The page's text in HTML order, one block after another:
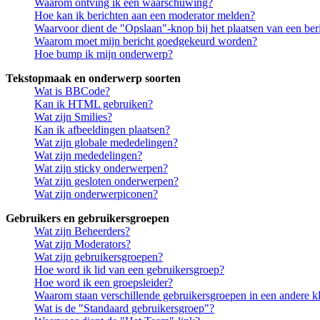
Hoe kan ik berichten aan een moderator melden?
Waarvoor dient de "Opslaan"-knop bij het plaatsen van een
Waarom moet mijn bericht goedgekeurd worden?
Hoe bump ik mijn onderwerp?
Tekstopmaak en onderwerp soorten
Wat is BBCode?
Kan ik HTML gebruiken?
Wat zijn Smilies?
Kan ik afbeeldingen plaatsen?
Wat zijn globale mededelingen?
Wat zijn mededelingen?
Wat zijn sticky onderwerpen?
Wat zijn gesloten onderwerpen?
Wat zijn onderwerpiconen?
Gebruikers en gebruikersgroepen
Wat zijn Beheerders?
Wat zijn Moderators?
Wat zijn gebruikersgroepen?
Hoe word ik lid van een gebruikersgroep?
Hoe word ik een groepsleider?
Waarom staan verschillende gebruikersgroepen in een andere
Wat is de "Standaard gebruikersgroep"?